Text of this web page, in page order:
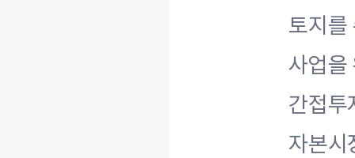
토지를
사업을
간접투
자본시